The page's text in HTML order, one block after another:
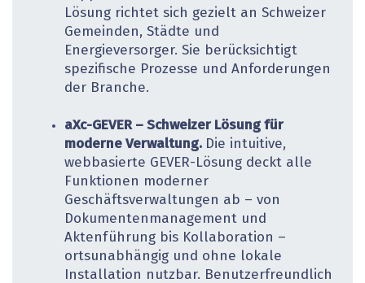
Lösung richtet sich gezielt an Schweizer
Gemeinden, Städte und
Energieversorger. Sie berücksichtigt
spezifische Prozesse und Anforderungen
der Branche.
aXc-GEVER – Schweizer Lösung für
moderne Verwaltung. Die intuitive,
webbasierte GEVER-Lösung deckt alle
Funktionen moderner
Geschäftsverwaltungen ab – von
Dokumentenmanagement und
Aktenführung bis Kollaboration –
ortsunabhängig und ohne lokale
Installation nutzbar. Benutzerfreundlich